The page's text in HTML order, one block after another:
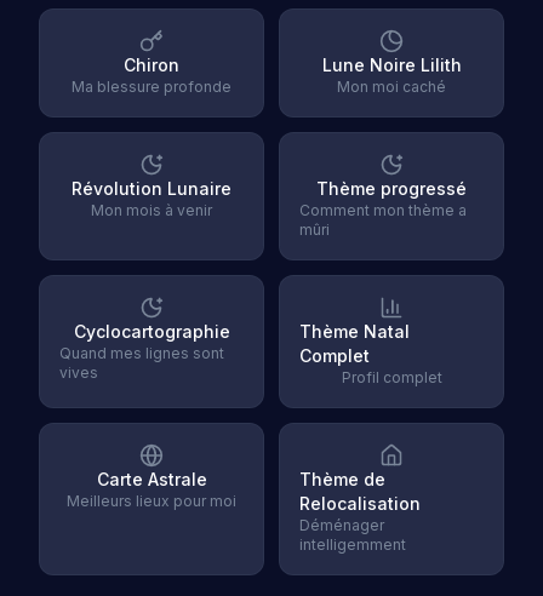
Chiron
Ma blessure profonde
Lune Noire Lilith
Mon moi caché
Révolution Lunaire
Mon mois à venir
Thème progressé
Comment mon thème a
mûri
Cyclocartographie
Quand mes lignes sont
vives
Thème Natal
Complet
Profil complet
Carte Astrale
Meilleurs lieux pour moi
Thème de
Relocalisation
Déménager
intelligemment